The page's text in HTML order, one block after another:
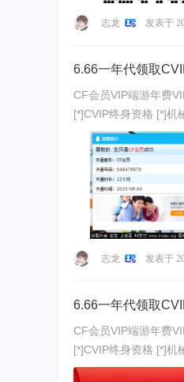
志龙 发表于
6.66一年代领取
CF会员VIP端游年费
[*]CVIP终身资格 [*]机
志龙 发表于
6.66一年代领取
CF会员VIP端游年费
[*]CVIP终身资格 [*]机